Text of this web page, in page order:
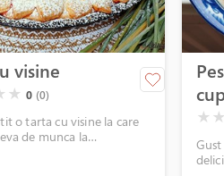
visine
( )
★ 0 (0)
o tarta cu visine la care
de munca la
( )
★ ( )
★